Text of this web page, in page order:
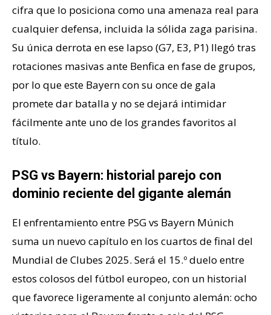
cifra que lo posiciona como una amenaza real para
cualquier defensa, incluida la sólida zaga parisina.
Su única derrota en ese lapso (G7, E3, P1) llegó tras
rotaciones masivas ante Benfica en fase de grupos,
por lo que este Bayern con su once de gala
promete dar batalla y no se dejará intimidar
fácilmente ante uno de los grandes favoritos al
título.
PSG vs Bayern: historial parejo con
dominio reciente del gigante alemán
El enfrentamiento entre PSG vs Bayern Múnich
suma un nuevo capítulo en los cuartos de final del
Mundial de Clubes 2025. Será el 15.º duelo entre
estos colosos del fútbol europeo, con un historial
que favorece ligeramente al conjunto alemán: ocho